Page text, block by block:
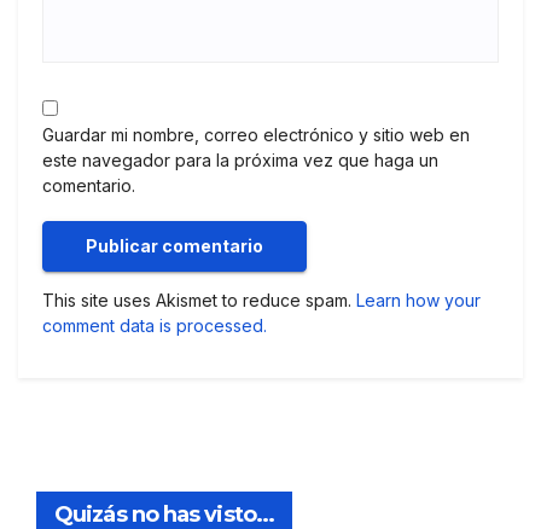
Guardar mi nombre, correo electrónico y sitio web en
este navegador para la próxima vez que haga un
comentario.
This site uses Akismet to reduce spam. Learn how your
comment data is processed.
Quizás no has visto...